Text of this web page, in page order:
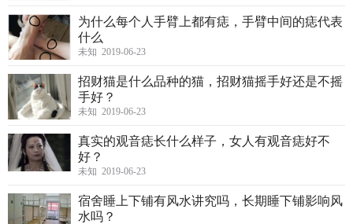
为什么每个人手臂上都有痣，手臂中间的痣代表
什么
未知 2019-06-23
招财猫是什么品种的猫，招财猫摇手好还是不摇
手好？
未知 2019-06-23
真实的观音痣长什么样子，女人有观音痣好不
好？
未知 2019-06-23
宿舍睡上下铺有风水讲究吗，长期睡下铺影响风
水吗？